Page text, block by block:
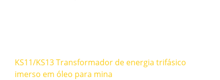
KS11/KS13 Transformador de energia trifásico
imerso em óleo para mina